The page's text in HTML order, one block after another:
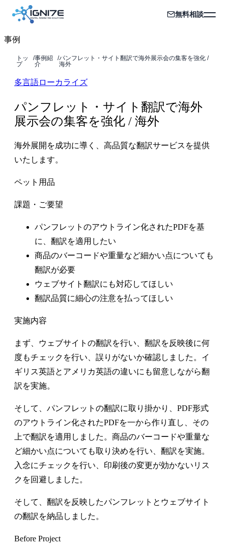
無料相談
事例
トッ
プ
/事例紹
介
/パンフレット・サイト翻訳で海外展示会の集客を強化 /
海外
多言語ローカライズ
パンフレット・サイト翻訳で海外
展示会の集客を強化 / 海外
海外展開を成功に導く、高品質な翻訳サービスを提供
いたします。
ペット用品
課題・ご要望
パンフレットのアウトライン化されたPDFを基
に、翻訳を適用したい
商品のバーコードや重量など細かい点についても
翻訳が必要
ウェブサイト翻訳にも対応してほしい
翻訳品質に細心の注意を払ってほしい
実施内容
まず、ウェブサイトの翻訳を行い、翻訳を反映後に何
度もチェックを行い、誤りがないか確認しました。イ
ギリス英語とアメリカ英語の違いにも留意しながら翻
訳を実施。
そして、パンフレットの翻訳に取り掛かり、PDF形式
のアウトライン化されたPDFを一から作り直し、その
上で翻訳を適用しました。商品のバーコードや重量な
ど細かい点についても取り決めを行い、翻訳を実施。
入念にチェックを行い、印刷後の変更が効かないリス
クを回避しました。
そして、翻訳を反映したパンフレットとウェブサイト
の翻訳を納品しました。
Before Project